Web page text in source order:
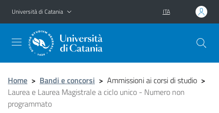
Vai al contenuto principale
Vai al menu di navigazione
Università di Catania ITA
Home > Bandi e concorsi > Ammissioni ai corsi di studio >
Laurea e Laurea Magistrale a ciclo unico - Numero non
programmato